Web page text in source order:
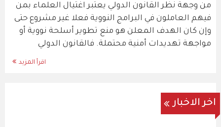
من وجهة نظر القانون الدولي يعتبر اغتيال العلماء بمن
فيهم العاملون في البرامج النووية فعلا غير مشروع حتى
وإن كان الهدف المعلن هو منع تطوير أسلحة نووية أو
مواجهة تهديدات أمنية محتملة. فالقانون الدولي
اقرأ المزيد
اخر الاخبار